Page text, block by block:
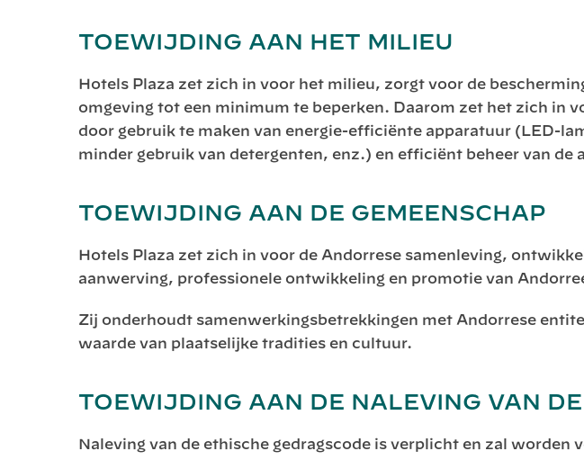
TOEWIJDING AAN HET MILIEU
Hotels Plaza zet zich in voor het milieu, zorgt voor de
omgeving tot een minimum te beperken. Daarom zet het zich in
door gebruik te maken van energie-efficiënte apparatuur (LED-
minder gebruik van detergenten, enz.) en efficiënt beheer van de
TOEWIJDING AAN DE GEMEENSCHAP
Hotels Plaza zet zich in voor de Andorrese samenleving,
aanwerving, professionele ontwikkeling en promotie van
Zij onderhoudt samenwerkingsbetrekkingen met Andorrese
waarde van plaatselijke tradities en cultuur.
TOEWIJDING AAN DE NALEVING VAN
Naleving van de ethische gedragscode is verplicht en zal